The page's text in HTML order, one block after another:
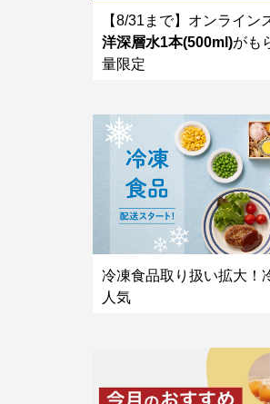
【8/31まで】オンライン
洋深層水1本(500ml)がも
量限定
冷凍食品取り扱い拡大！
人気